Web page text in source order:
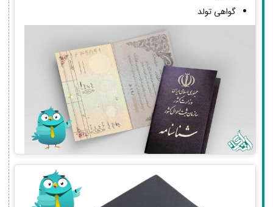
گواهی تولد